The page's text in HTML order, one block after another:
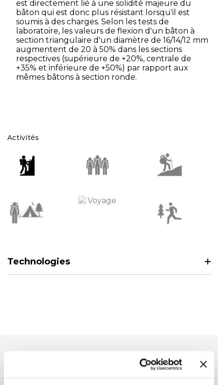
est directement lié à une solidité majeure du
bâton qui est donc plus résistant lorsqu'il est
soumis à des charges. Selon les tests de
laboratoire, les valeurs de flexion d'un bâton à
section triangulaire d'un diamètre de 16/14/12 mm
augmentent de 20 à 50% dans les sections
respectives (supérieure de +20%, centrale de
+35% et inférieure de +50%) par rapport aux
mêmes bâtons à section ronde.
Activités
Technologies
Produits associés